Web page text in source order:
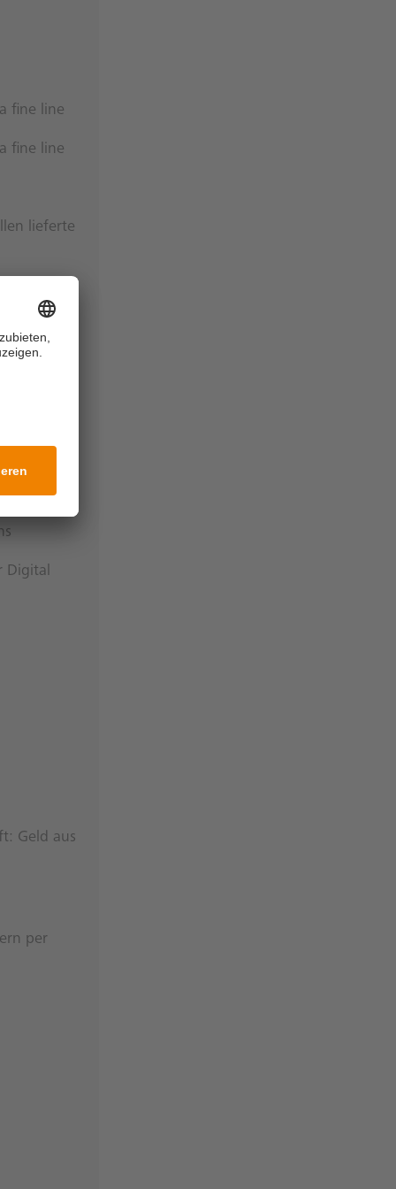
fine line
fine line
lieferte
Digital
Geld aus
per